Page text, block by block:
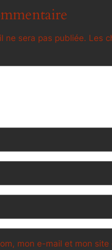
ne sera pas publiée. Les
mon e-mail et mon